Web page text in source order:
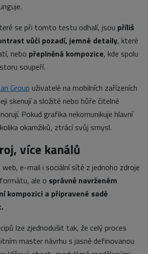
se při tomto testu odhalí, jsou příliš
vůči pozadí, jemné detaily, které
nebo přeplněná kompozice, kde spolu
soupeří.
Group uživatelé na mobilních zařízeních
skenují a složité nebo hůře čitelné
Pokud grafika nekomunikuje hlavní
okamžiků, ztrácí svůj smysl.
více kanálů
e-mail i sociální sítě z jednoho zdroje
ale o správně navrženém
kompozici a připravené sadě
lze zjednodušit tak, že celý proces
master návrhu s jasně definovanou